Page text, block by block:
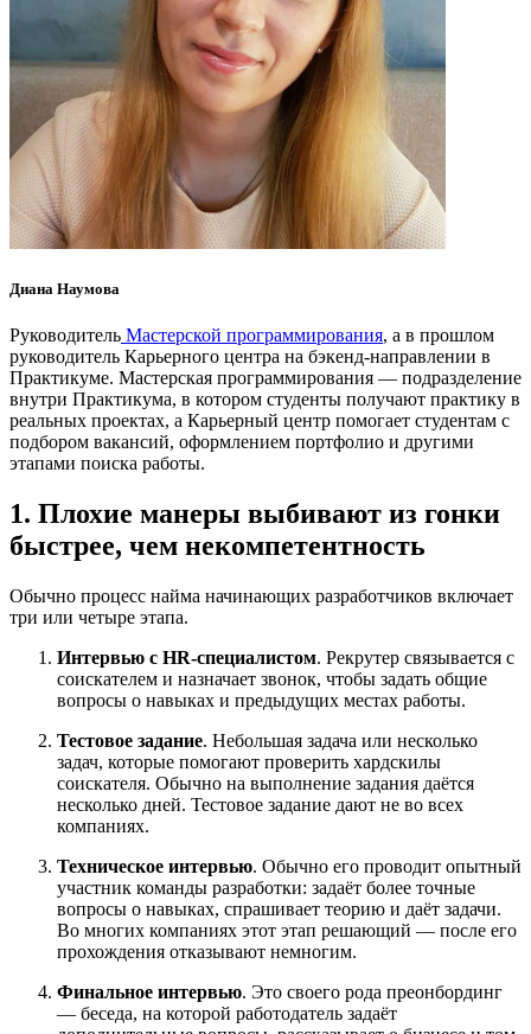
Диана Наумова
Руководитель Мастерской программирования, а в прошлом
руководитель Карьерного центра на бэкенд-направлении в
Практикуме. Мастерская программирования — подразделение
внутри Практикума, в котором студенты получают практику в
реальных проектах, а Карьерный центр помогает студентам с
подбором вакансий, оформлением портфолио и другими
этапами поиска работы.
1. Плохие манеры выбивают из гонки
быстрее, чем некомпетентность
Обычно процесс найма начинающих разработчиков включает
три или четыре этапа.
Интервью с HR-специалистом. Рекрутер связывается с
соискателем и назначает звонок, чтобы задать общие
вопросы о навыках и предыдущих местах работы.
Тестовое задание. Небольшая задача или несколько
задач, которые помогают проверить хардскилы
соискателя. Обычно на выполнение задания даётся
несколько дней. Тестовое задание дают не во всех
компаниях.
Техническое интервью. Обычно его проводит опытный
участник команды разработки: задаёт более точные
вопросы о навыках, спрашивает теорию и даёт задачи.
Во многих компаниях этот этап решающий — после его
прохождения отказывают немногим.
Финальное интервью. Это своего рода преонбординг
— беседа, на которой работодатель задаёт